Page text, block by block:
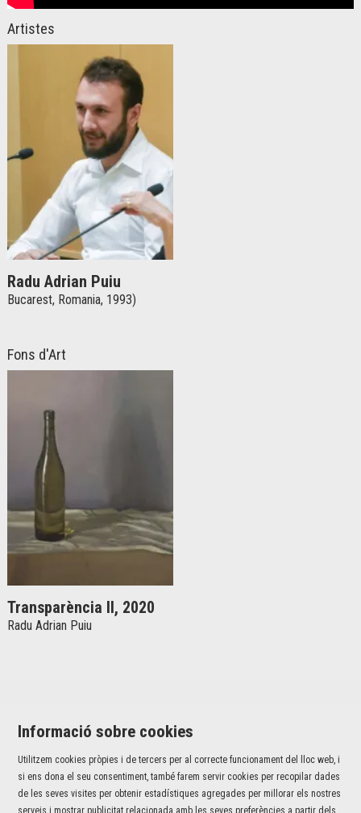
Artistes
Radu Adrian Puiu
Bucarest, Romania, 1993)
Fons d'Art
Transparència II, 2020
Radu Adrian Puiu
Jaume I, 42 baixos | 17001 Girona
T 972 226 527 |info@fundaciovalvi.cat
Informació sobre cookies
Utilitzem cookies pròpies i de tercers per al correcte funcionament del lloc web, i
si ens dona el seu consentiment, també farem servir cookies per recopilar dades
de les seves visites per obtenir estadístiques agregades per millorar els nostres
serveis i mostrar publicitat relacionada amb les seves preferències a partir dels